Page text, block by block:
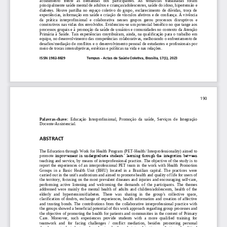
ISSN 1982- 8829 Tempus Actas de Saúde Coletiva, Brasília, 17(1), 2023
principalmente saúde mental de adultos e crianças/adolescentes, saúde do idoso hipertensão e
diabetes.  Houve  partilha  no  espaço  coletivo  do  grupo,  esclarecimento  de  dúvidas,  troca  de
experiências, informação em saúde e criação de vínculos afetivos e de confiança.
A vivência
da  prática  interprofissional  e  colaborativa  nesses  grupos  gerou  processos disruptivos  e
construtivos nas vidas dos envolvidos. Evidenciou-se um potencial benéfico no que tange aos
processos grupais e à promoção da saúde de usuários e comunidades no contexto da Atenção
Primária  à  Saúde.  Tais  experiências  contribuíram,  ainda,
na  qualificação  para  o  trabalho  em
equipe, no desenvolvimento das competências colaborativas, melhorando o enfrentamento de
desafios/mediação de conflitos e o desenvolvimento pessoal de estudantes e profissionais por
meio de trocas intersubjetivas, estéticas e políticas na vida e nas relações.
Palavras- chave: Educação  Interprofissional, Promoção  da  saúde,
Serviços  de  Integração
Docente-Assistencial.
ABSTRACT
The Education through Work for Health Program (PET-Health/ Interprofessionality) aimed to
promote improvement in  undergraduate students’ learning through the  integration between
teaching and service, by  means of interprofessional practice. The objective of the study is to
report  the  experiences  of  an  interprofessional  PET  team  in  the  work  with  Health Promotion
Groups  in  a  Basic  Health  Unit  (BHU)  located  in  a  Brazilian  capital.  The  practices  were
carried out in the unit's auditorium and aimed to promote health and quality of life for users of
the  territory,  focusing  on  the  most  prevalent  diseases  and  injuries  and  encouraging  self-care,
performing  active  listening  and  welcoming  the  demands  of  the  participants.  The  themes
addressed  were  mainly  the  mental  health  of  adults  and  children/adolescents,  health  of  the
elderly   and   hypertension/diabetes.   There   was   sharing   in   the   group's   collective   space,
clarification of doubts, exchange of experiences, health information and creation of affective
and  trusting  bonds.  The  contributions  from  the  collaborative  interprofessional  practice  with
the groups showed a beneficial potential of this work approach regarding group processes and
the objective of promoting the health for patients and communities in the context of Primary
Care.  Moreover,  such  experiences  provide  students  with  a  more  qualified  training  for
teamwork   and
for   facing   challenges   /   conflict   mediation,   besides   promoting   personal
190